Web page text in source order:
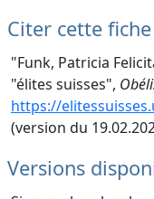
Citer cette fiche
"Funk, Patricia
"élites suisses",
https://
(version du
Versions